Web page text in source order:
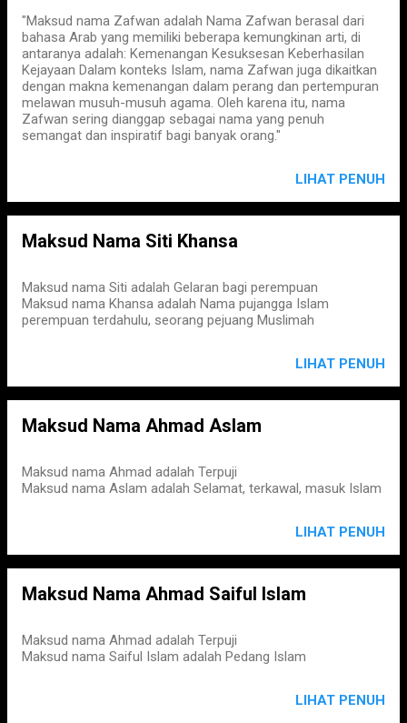
"Maksud nama Zafwan adalah Nama Zafwan berasal dari
bahasa Arab yang memiliki beberapa kemungkinan arti, di
antaranya adalah: Kemenangan Kesuksesan Keberhasilan
Kejayaan Dalam konteks Islam, nama Zafwan juga dikaitkan
dengan makna kemenangan dalam perang dan pertempuran
melawan musuh-musuh agama. Oleh karena itu, nama
Zafwan sering dianggap sebagai nama yang penuh
semangat dan inspiratif bagi banyak orang."
LIHAT PENUH
Maksud Nama Siti Khansa
Maksud nama Siti adalah Gelaran bagi perempuan
Maksud nama Khansa adalah Nama pujangga Islam
perempuan terdahulu, seorang pejuang Muslimah
LIHAT PENUH
Maksud Nama Ahmad Aslam
Maksud nama Ahmad adalah Terpuji
Maksud nama Aslam adalah Selamat, terkawal, masuk Islam
LIHAT PENUH
Maksud Nama Ahmad Saiful Islam
Maksud nama Ahmad adalah Terpuji
Maksud nama Saiful Islam adalah Pedang Islam
LIHAT PENUH